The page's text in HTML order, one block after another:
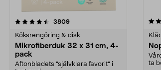
3809recensioner
Köksrengöring & disk
Mikrofiberduk 32 x 31 cm, 4-
pack
Aftonbladets "självklara favorit” i
4.0av 5 stjärnor
ta